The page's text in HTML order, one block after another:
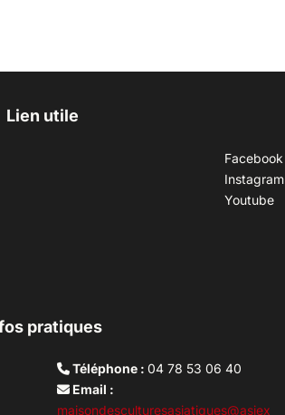
Lien utile
Facebook
Instagram
Youtube
pratiques
Téléphone :04 78 53 06 40
Email :
maisondesculturesasiatiques@asiex